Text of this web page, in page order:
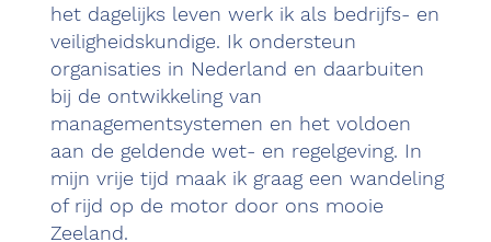
het dagelijks leven werk ik als bedrijfs- en
veiligheidskundige. Ik ondersteun
organisaties in Nederland en daarbuiten
bij de ontwikkeling van
managementsystemen en het voldoen
aan de geldende wet- en regelgeving. In
mijn vrije tijd maak ik graag een wandeling
of rijd op de motor door ons mooie
Zeeland.